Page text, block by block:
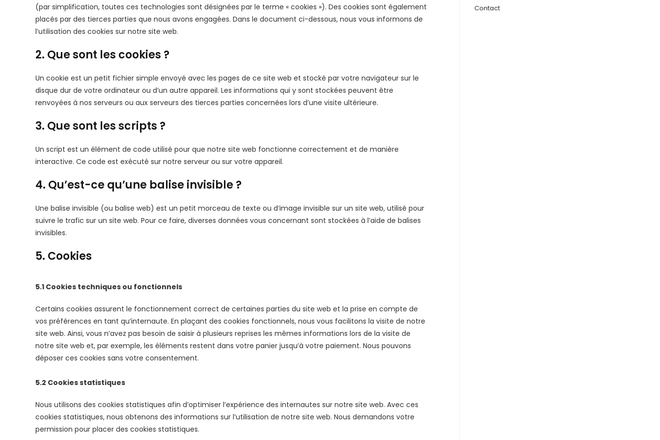
(par simplification, toutes ces technologies sont désignées par le terme « cookies »). Des cookies sont également
placés par des tierces parties que nous avons engagées. Dans le document ci-dessous, nous vous informons de
l’utilisation des cookies sur notre site web.
2. Que sont les cookies ?
Un cookie est un petit fichier simple envoyé avec les pages de ce site web et stocké par votre navigateur sur le
disque dur de votre ordinateur ou d’un autre appareil. Les informations qui y sont stockées peuvent être
renvoyées à nos serveurs ou aux serveurs des tierces parties concernées lors d’une visite ultérieure.
3. Que sont les scripts ?
Un script est un élément de code utilisé pour que notre site web fonctionne correctement et de manière
interactive. Ce code est exécuté sur notre serveur ou sur votre appareil.
4. Qu’est-ce qu’une balise invisible ?
Une balise invisible (ou balise web) est un petit morceau de texte ou d’image invisible sur un site web, utilisé pour
suivre le trafic sur un site web. Pour ce faire, diverses données vous concernant sont stockées à l’aide de balises
invisibles.
5. Cookies
5.1 Cookies techniques ou fonctionnels
Certains cookies assurent le fonctionnement correct de certaines parties du site web et la prise en compte de
vos préférences en tant qu’internaute. En plaçant des cookies fonctionnels, nous vous facilitons la visite de notre
site web. Ainsi, vous n’avez pas besoin de saisir à plusieurs reprises les mêmes informations lors de la visite de
notre site web et, par exemple, les éléments restent dans votre panier jusqu’à votre paiement. Nous pouvons
déposer ces cookies sans votre consentement.
5.2 Cookies statistiques
Nous utilisons des cookies statistiques afin d’optimiser l’expérience des internautes sur notre site web. Avec ces
cookies statistiques, nous obtenons des informations sur l’utilisation de notre site web. Nous demandons votre
permission pour placer des cookies statistiques.
Contact